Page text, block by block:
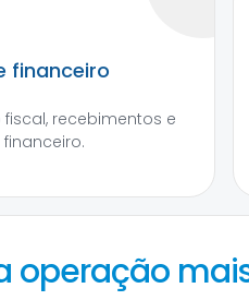
financeiro
fiscal, recebimentos e
operação